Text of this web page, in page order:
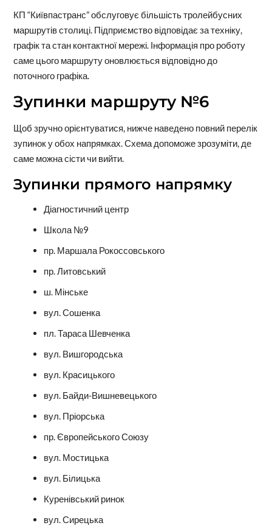
КП “Київпастранс” обслуговує більшість тролейбусних
маршрутів столиці. Підприємство відповідає за техніку,
графік та стан контактної мережі. Інформація про роботу
саме цього маршруту оновлюється відповідно до
поточного графіка.
Зупинки маршруту №6
Щоб зручно орієнтуватися, нижче наведено повний перелік
зупинок у обох напрямках. Схема допоможе зрозуміти, де
саме можна сісти чи вийти.
Зупинки прямого напрямку
Діагностичний центр
Школа №9
пр. Маршала Рокоссовського
пр. Литовський
ш. Мінське
вул. Сошенка
пл. Тараса Шевченка
вул. Вишгородська
вул. Красицького
вул. Байди-Вишневецького
вул. Пріорська
пр. Європейського Союзу
вул. Мостицька
вул. Білицька
Куренівський ринок
вул. Сирецька